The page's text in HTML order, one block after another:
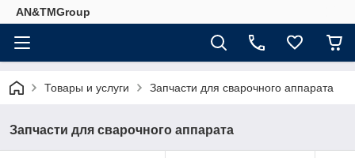
AN&TMGroup
Товары и услуги Запчасти для сварочного аппарата
Запчасти для сварочного аппарата